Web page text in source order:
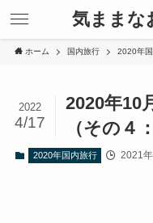
気ままな
ホーム 国内旅行 2020年
2020年10
（その４
2022
4/17
2020年国内旅行 2021